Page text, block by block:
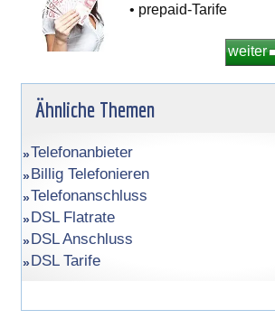
• prepaid-Tarife
weiter
Ähnliche Themen
Telefonanbieter
Billig Telefonieren
Telefonanschluss
DSL Flatrate
DSL Anschluss
DSL Tarife